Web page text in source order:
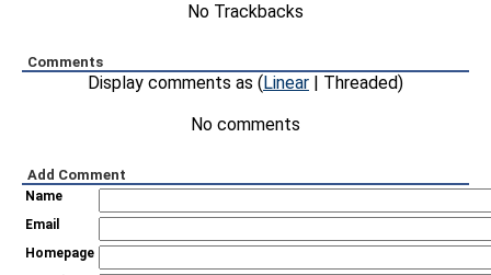
No Trackbacks
Comments
Display comments as (Linear | Threaded)
No comments
Add Comment
Name
Email
Homepage